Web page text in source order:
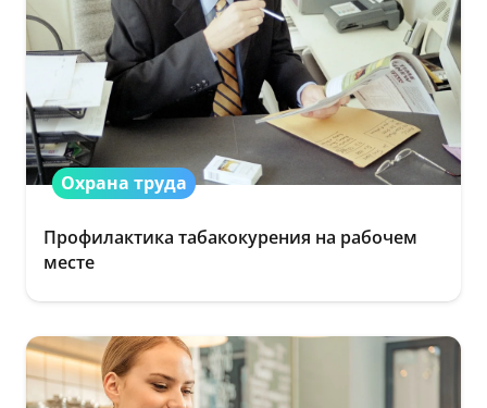
Охрана труда
Профилактика табакокурения на рабочем
месте